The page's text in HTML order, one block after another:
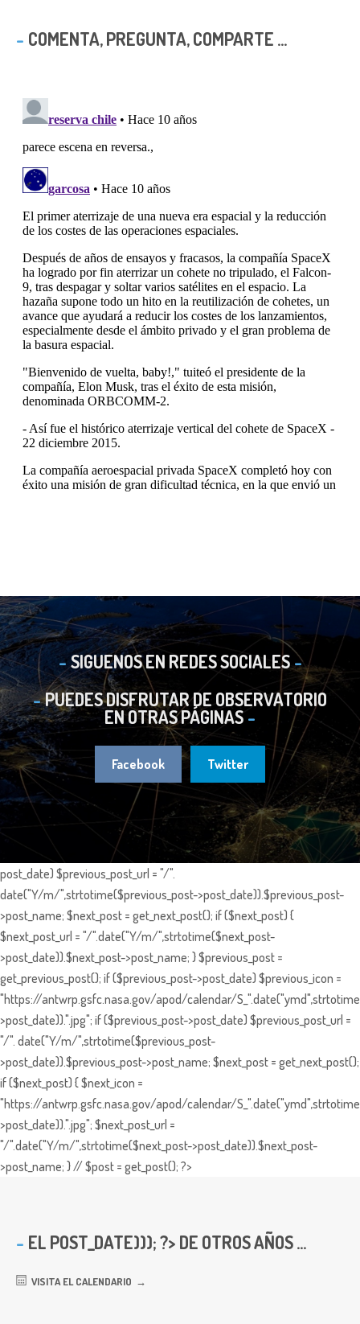
COMENTA, PREGUNTA, COMPARTE ...
SIGUENOS EN REDES SOCIALES
PUEDES DISFRUTAR DE OBSERVATORIO
EN OTRAS PÁGINAS
Facebook Twitter
post_date) $previous_post_url = "/".
date("Y/m/",strtotime($previous_post->post_date)).$previous_post-
>post_name; $next_post = get_next_post(); if ($next_post) {
$next_post_url = "/".date("Y/m/",strtotime($next_post-
>post_date)).$next_post->post_name; } $previous_post =
get_previous_post(); if ($previous_post->post_date) $previous_icon =
"https://antwrp.gsfc.nasa.gov/apod/calendar/
>post_date)).".jpg"; if ($previous_post->post_date) $previous_post_url =
"/". date("Y/m/",strtotime($previous_post-
>post_date)).$previous_post->post_name; $next_post = get_next_post();
if ($next_post) { $next_icon =
"https://antwrp.gsfc.nasa.gov/apod/calendar/
>post_date)).".jpg"; $next_post_url =
"/".date("Y/m/",strtotime($next_post->post_date)).$next_post-
>post_name; } // $post = get_post(); ?>
EL POST_DATE))); ?> DE OTROS AÑOS ...
VISITA EL CALENDARIO